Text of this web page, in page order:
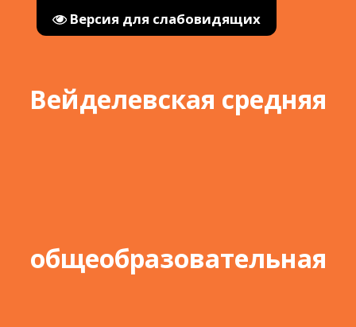
Версия для слабовидящих
Вейделевская средняя
общеобразовательная